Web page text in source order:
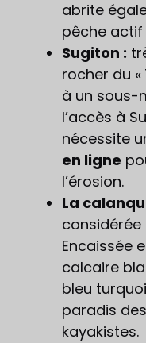
abrite
pêche actif
Sugiton :
rocher du
à un sous-
l’accès à
nécessite
en ligne
l’érosion.
La
considérée
Encaissée
calcaire
bleu
paradis
kayakistes.